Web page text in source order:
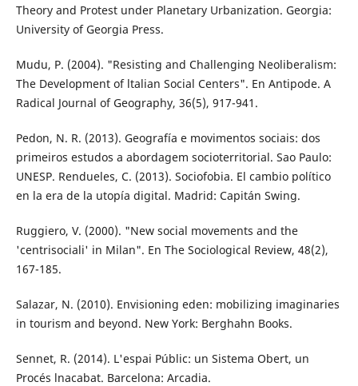
Theory and Protest under Planetary Urbanization. Georgia:
Universi­ty of Georgia Press.
Mudu, P. (2004). "Resisting and Challenging Neoliberalism:
The Development of ltalian Social Centers". En Antipode. A
Radical Journal of Geography, 36(5), 917-941.
Pedon, N. R. (2013). Geografía e movimentos sociais: dos
primeiros estudos a aborda­gem socioterritorial. Sao Paulo:
UNESP. Rendueles, C. (2013). Sociofobia. El cambio político
en la era de la utopía digital. Ma­drid: Capitán Swing.
Ruggiero, V. (2000). "New social movements and the
'centrisociali' in Milan". En The So­ciological Review, 48(2),
167-185.
Salazar, N. (2010). Envisioning eden: mobilizi­ng imaginaries
in tourism and beyond. New York: Berghahn Books.
Sennet, R. (2014). L'espai Públic: un Sistema Obert, un
Procés lnacabat. Barcelona: Ar­cadia.